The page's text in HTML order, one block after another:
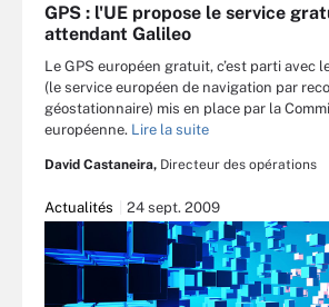
GPS : l'UE propose le service
attendant Galileo
Le GPS européen gratuit, c’est parti avec
(le service européen de navigation par
géostationnaire) mis en place par la
européenne. Lire la suite
David Castaneira, Directeur des opérations
Actualités 24 sept. 2009